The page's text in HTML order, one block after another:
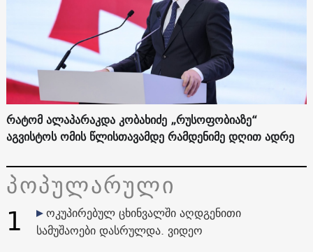
რატომ ალაპარაკდა კობახიძე „რუსოფობიაზე“
აგვისტოს ომის წლისთავამდე რამდენიმე დღით ადრე
პოპულარული
1
ოკუპირებულ ცხინვალში აღდგენითი
სამუშაოები დასრულდა. ვიდეო